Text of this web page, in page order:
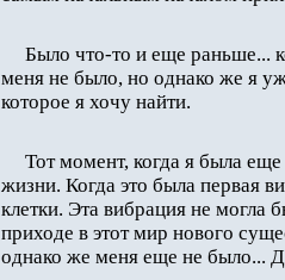
Было что-то и еще раньше...
меня не было, но однако же я
которое я хочу найти.
Тот момент, когда я была
жизни. Когда это была первая
клетки. Эта вибрация не
приходе в этот мир нового
однако же меня еще не было...